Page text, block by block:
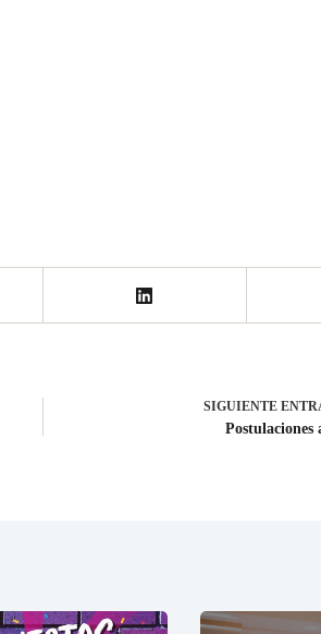
SIGUIENTE
Postulaciones